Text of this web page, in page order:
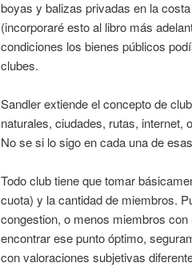
boyas y balizas privadas en la
(incorporaré esto al libro más
condiciones los bienes públicos
clubes.
Sandler extiende el concepto de
naturales, ciudades, rutas, internet,
No se si lo sigo en cada una de
Todo club tiene que tomar
cuota) y la cantidad de miembros.
congestion, o menos miembros
encontrar ese punto óptimo,
con valoraciones subjetivas